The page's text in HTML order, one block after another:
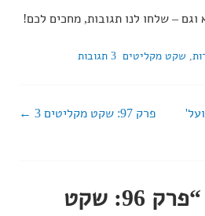
וגם – שלחו לנו תגובות, מחכים לכם!
, שקט מקליטים 3 תגובות
פרק 97: שקט מקליטים 3
פרק 96: שקט